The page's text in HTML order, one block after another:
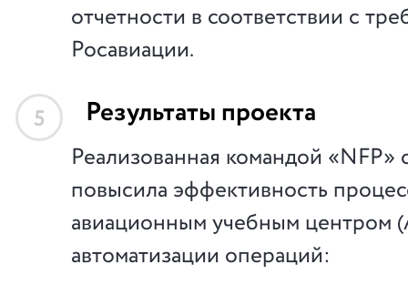
отчетности в соответствии с
Росавиации.
5 Результаты проекта
Реализованная командой «NFP»
повысила эффективность
авиационным учебным центром
автоматизации операций: